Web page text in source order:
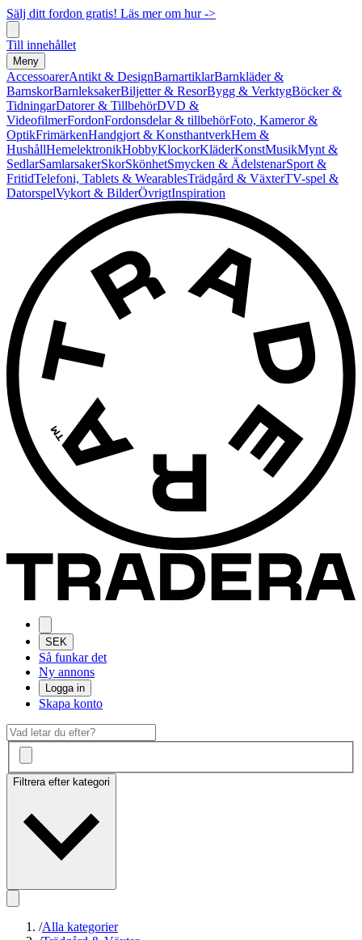
Sälj ditt fordon gratis! Läs mer om hur ->
Till innehållet
Meny
AccessoarerAntikt & DesignBarnartiklarBarnkläder &
BarnskorBarnleksakerBiljetter & ResorBygg & VerktygBöcker &
TidningarDatorer & TillbehörDVD &
VideofilmerFordonFordonsdelar & tillbehörFoto, Kameror &
OptikFrimärkenHandgjort & KonsthantverkHem &
HushållHemelektronikHobbyKlockorKläderKonstMusikMynt &
SedlarSamlarsakerSkorSkönhetSmycken & ÄdelstenarSport &
FritidTelefoni, Tablets & WearablesTrädgård & VäxterTV-spel &
DatorspelVykort & BilderÖvrigtInspiration
SEK
Så funkar det
Ny annons
Logga in
Skapa konto
Filtrera efter kategori
/Alla kategorier